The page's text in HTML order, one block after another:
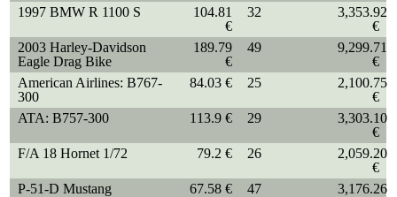
1997 BMW R 1100 S
104.81
€
32
3,353.92
€
2003 Harley-Davidson
Eagle Drag Bike
189.79
€
49
9,299.71
€
American Airlines: B767-
300
84.03 € 25
2,100.75
€
ATA: B757-300
113.9 € 29
3,303.10
€
F/A 18 Hornet 1/72
79.2 € 26
2,059.20
€
P-51-D Mustang
67.58 € 47
3,176.26